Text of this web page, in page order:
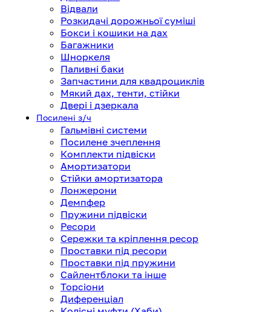
Відвали
Розкидачі дорожньої суміші
Бокси і кошики на дах
Багажники
Шноркеля
Паливні баки
Запчастини для квадроциклів
Мякий дах, тенти, стійки
Двері і дзеркала
Посилені з/ч
Гальмівні системи
Посилене зчеплення
Комплекти підвіски
Амортизатори
Стійки амортизатора
Лонжерони
Демпфер
Пружини підвіски
Ресори
Сережки та кріплення ресор
Проставки під ресори
Проставки під пружини
Сайлентблоки та інше
Торсіони
Диференціал